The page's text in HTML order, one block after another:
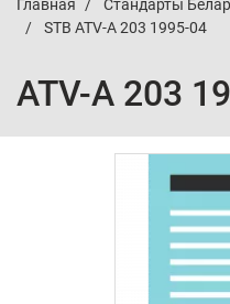
Главная Стандарты
STB ATV-A 203 1995-04
ATV-A 203